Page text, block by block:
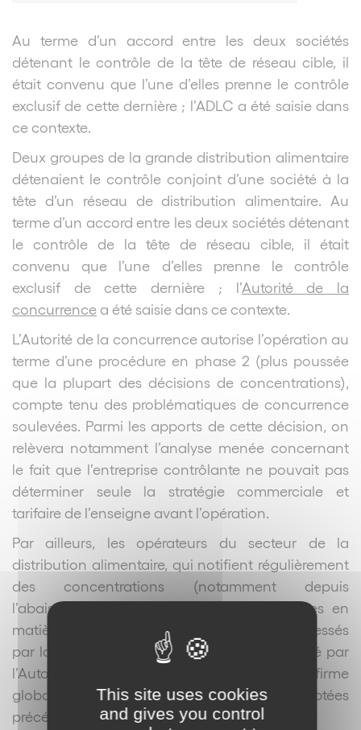
Au terme d’un accord entre les deux sociétés
détenant le contrôle de la tête de réseau cible, il
était convenu que l’une d’elles prenne le contrôle
exclusif de cette dernière ; l’ADLC a été saisie dans
ce contexte.
Deux groupes de la grande distribution alimentaire
détenaient le contrôle conjoint d’une société à la
tête d’un réseau de distribution alimentaire. Au
terme d’un accord entre les deux sociétés détenant
le contrôle de la tête de réseau cible, il était
convenu que l’une d’elles prenne le contrôle
exclusif de cette dernière ; l’Autorité de la
concurrencea été saisie dans ce contexte.
L’Autorité de la concurrence autorise l’opération au
terme d’une procédure en phase 2 (plus poussée
que la plupart des décisions de concentrations),
compte tenu des problématiques de concurrence
soulevées. Parmi les apports de cette décision, on
relèvera notamment l’analyse menée concernant
le fait que l’entreprise contrôlante ne pouvait pas
déterminer seule la stratégie commerciale et
tarifaire de l’enseigne avant l’opération.
Par ailleurs, les opérateurs du secteur de la
distribution alimentaire, qui notifient régulièrement
des concentrations (notamment depuis
l’abaissement des seuils de chiffre d’affaires en
matière de distribution au détail), seront intéressés
par la définition du marché pertinent effectué par
l’Autorité de la concurrence, qui confirme
globalement les positions adoptées
précédemment.
This site uses cookies
and gives you control